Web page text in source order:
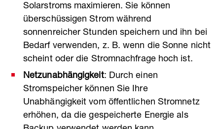
Solarstroms maximieren. Sie können
überschüssigen Strom während
sonnenreicher Stunden speichern und ihn bei
Bedarf verwenden, z. B. wenn die Sonne nicht
scheint oder die Stromnachfrage hoch ist.
Netzunabhängigkeit: Durch einen
Stromspeicher können Sie Ihre
Unabhängigkeit vom öffentlichen Stromnetz
erhöhen, da die gespeicherte Energie als